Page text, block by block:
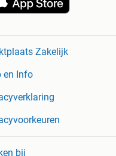
Zakelijk
en Info
bij